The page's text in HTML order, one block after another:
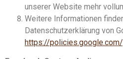
unserer Website mehr
Weitere Informationen
Datenschutzerklärung von
https://